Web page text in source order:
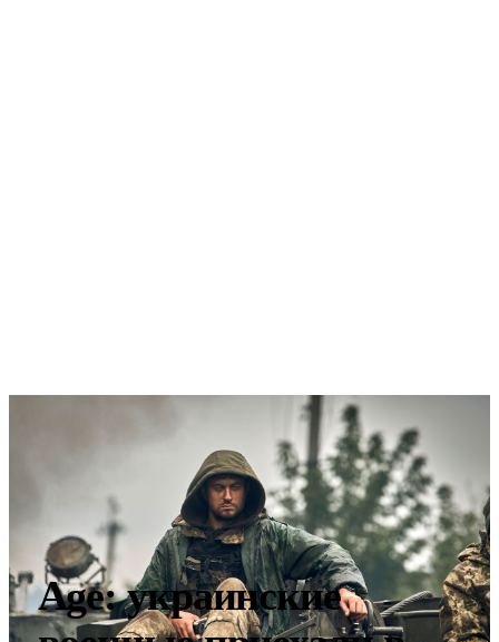
Age: украинские